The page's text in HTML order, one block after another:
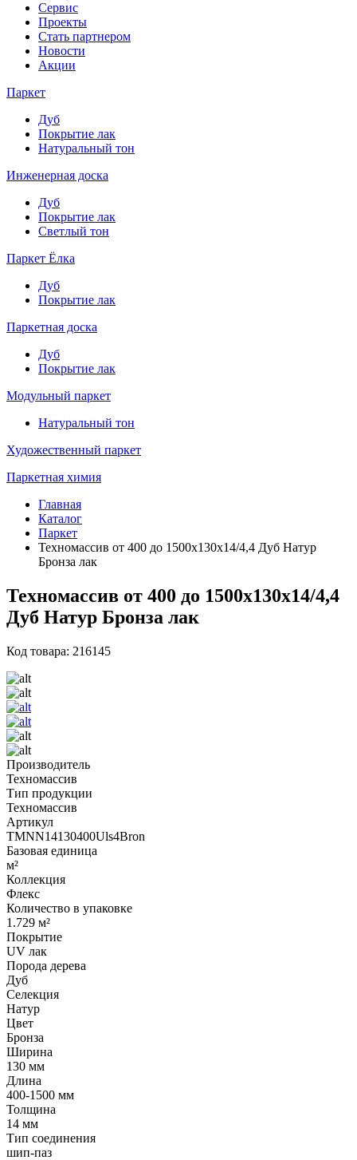
Сервис
Проекты
Стать партнером
Новости
Акции
Паркет
Дуб
Покрытие лак
Натуральный тон
Инженерная доска
Дуб
Покрытие лак
Светлый тон
Паркет Ёлка
Дуб
Покрытие лак
Паркетная доска
Дуб
Покрытие лак
Модульный паркет
Натуральный тон
Художественный паркет
Паркетная химия
Главная
Каталог
Паркет
Техномассив от 400 до 1500х130х14/4,4 Дуб Натур
Бронза лак
Техномассив от 400 до 1500х130х14/4,4
Дуб Натур Бронза лак
Код товара: 216145
Производитель
Техномассив
Тип продукции
Техномассив
Артикул
TMNN14130400Uls4Bron
Базовая единица
м²
Коллекция
Флекс
Количество в упаковке
1.729 м²
Покрытие
UV лак
Порода дерева
Дуб
Селекция
Натур
Цвет
Бронза
Ширина
130 мм
Длина
400-1500 мм
Толщина
14 мм
Тип соединения
шип-паз